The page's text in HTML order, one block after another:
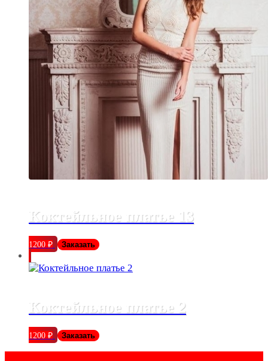
Коктейльное платье 13
1200 ₽ Заказать
Коктейльное платье 2
1200 ₽ Заказать